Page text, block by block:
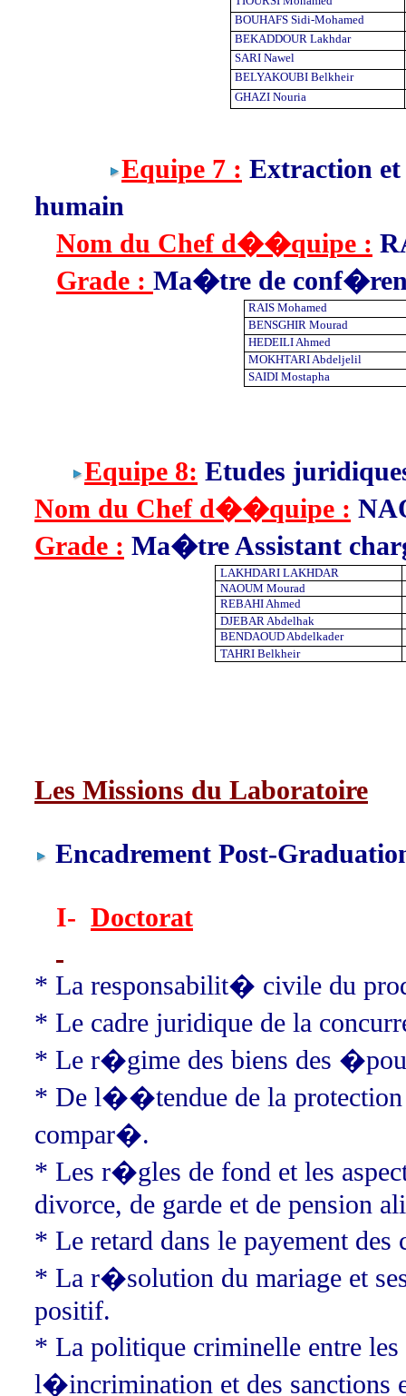
BOUHAFS Sidi-Mohamed
BEKADDOUR Lakhdar
SARI Nawel
BELYAKOUBI Belkheir
GHAZI Nouria
Equipe 7 : Extraction et
humain
Nom du Chef d��quipe :
Grade : Ma�tre de
RAIS Mohamed
BENSGHIR Mourad
HEDEILI Ahmed
MOKHTARI Abdeljelil
SAIDI Mostapha
Equipe 8: Etudes
Nom du Chef d��quipe :
Grade : Ma�tre Assistant
LAKHDARI LAKHDAR
NAOUM Mourad
REBAHI Ahmed
DJEBAR Abdelhak
BENDAOUD Abdelkader
TAHRI Belkheir
Les Missions du Laboratoire
Encadrement Post-
I- Doctorat
* La responsabilit� civile du
* Le cadre juridique de la
* Le r�gime des biens des
* De l��tendue de la
compar�.
* Les r�gles de fond et les
divorce, de garde et de pension
* Le retard dans le payement
* La r�solution du mariage et
positif.
* La politique criminelle entre
l�incrimination et des sanctions